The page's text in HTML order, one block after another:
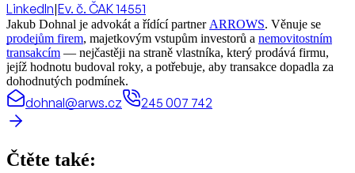
LinkedIn|Ev. č. ČAK 14551
Jakub Dohnal je advokát a řídící partnerARROWS. Věnuje se
prodejům firem, majetkovým vstupům investorů a nemovitostním
transakcím — nejčastěji na straně vlastníka, který prodává firmu,
jejíž hodnotu budoval roky, a potřebuje, aby transakce dopadla za
dohodnutých podmínek.
dohnal@arws.cz 245 007 742
Čtěte také: